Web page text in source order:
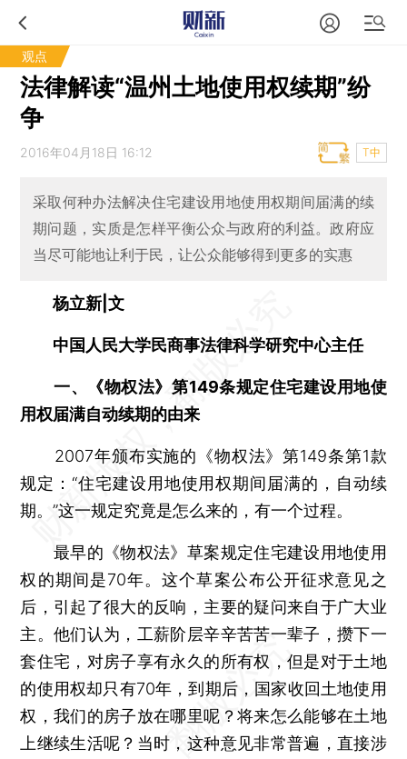
观点
法律解读“温州土地使用权续期”纷
争
2016年04月18日 16:12 T中
采取何种办法解决住宅建设用地使用权期间届满的续
期问题，实质是怎样平衡公众与政府的利益。政府应
当尽可能地让利于民，让公众能够得到更多的实惠
杨立新|文
中国人民大学民商事法律科学研究中心主任
一、《物权法》第149条规定住宅建设用地使
用权届满自动续期的由来
2007年颁布实施的《物权法》第149条第1款
规定：“住宅建设用地使用权期间届满的，自动续
期。”这一规定究竟是怎么来的，有一个过程。
最早的《物权法》草案规定住宅建设用地使用
权的期间是70年。这个草案公布公开征求意见之
后，引起了很大的反响，主要的疑问来自于广大业
主。他们认为，工薪阶层辛辛苦苦一辈子，攒下一
套住宅，对房子享有永久的所有权，但是对于土地
的使用权却只有70年，到期后，国家收回土地使用
权，我们的房子放在哪里呢？将来怎么能够在土地
上继续生活呢？当时，这种意见非常普遍，直接涉